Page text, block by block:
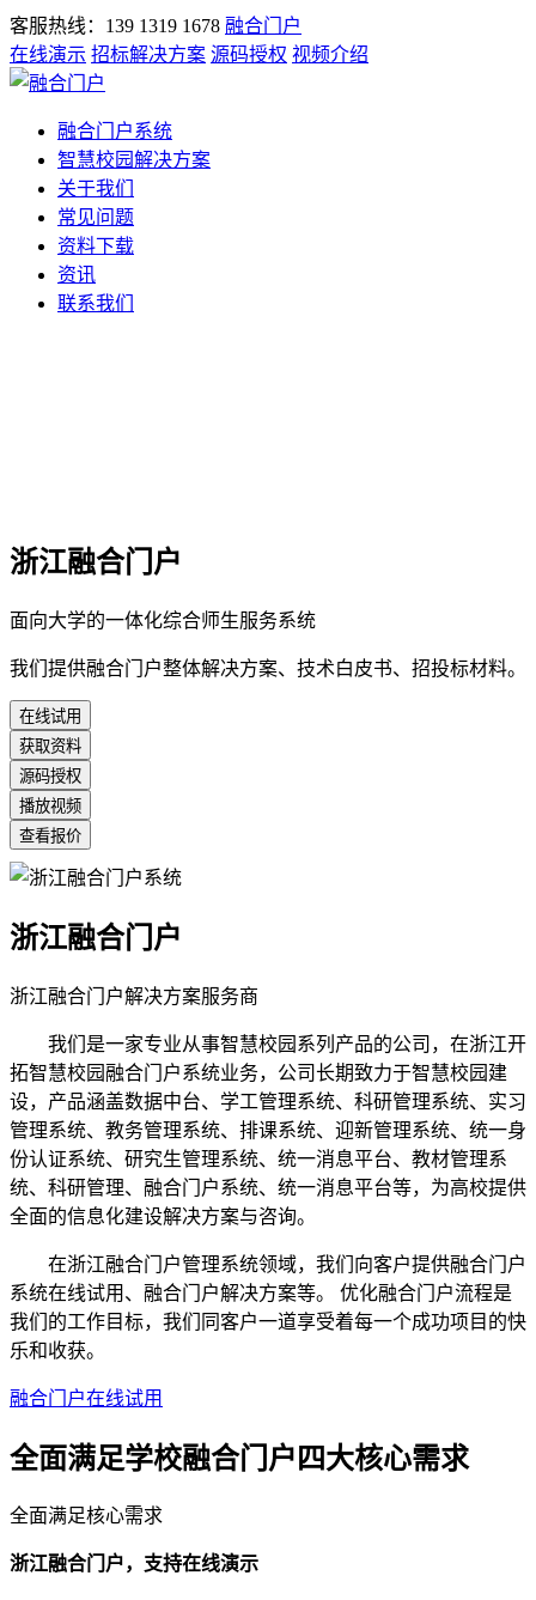
客服热线：139 1319 1678 融合门户
在线演示 招标解决方案 源码授权 视频介绍
融合门户系统
智慧校园解决方案
关于我们
常见问题
资料下载
资讯
联系我们
浙江融合门户
面向大学的一体化综合师生服务系统
我们提供融合门户整体解决方案、技术白皮书、招投标材料。
在线试用
获取资料
源码授权
播放视频
查看报价
浙江融合门户
浙江融合门户解决方案服务商
我们是一家专业从事智慧校园系列产品的公司，在浙江开
拓智慧校园融合门户系统业务，公司长期致力于智慧校园建
设，产品涵盖数据中台、学工管理系统、科研管理系统、实习
管理系统、教务管理系统、排课系统、迎新管理系统、统一身
份认证系统、研究生管理系统、统一消息平台、教材管理系
统、科研管理、融合门户系统、统一消息平台等，为高校提供
全面的信息化建设解决方案与咨询。
在浙江融合门户管理系统领域，我们向客户提供融合门户
系统在线试用、融合门户解决方案等。 优化融合门户流程是
我们的工作目标，我们同客户一道享受着每一个成功项目的快
乐和收获。
融合门户在线试用
全面满足学校融合门户四大核心需求
全面满足核心需求
浙江融合门户，支持在线演示